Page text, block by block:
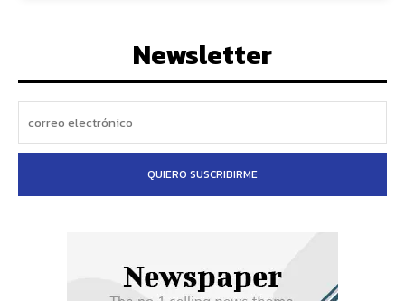
Newsletter
QUIERO SUSCRIBIRME